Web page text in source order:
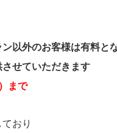
以外のお客様は有料と
せていただきます
まで
おり